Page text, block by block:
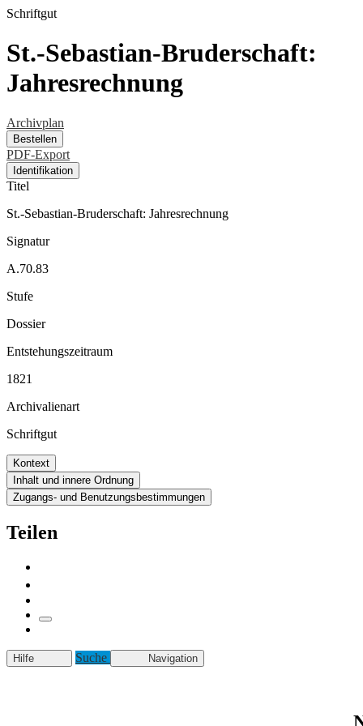
Schriftgut
St.-Sebastian-Bruderschaft:
Jahresrechnung
Archivplan
Bestellen
PDF-Export
Identifikation
Titel
St.-Sebastian-Bruderschaft: Jahresrechnung
Signatur
A.70.83
Stufe
Dossier
Entstehungszeitraum
1821
Archivalienart
Schriftgut
Kontext
Inhalt und innere Ordnung
Zugangs- und Benutzungsbestimmungen
Teilen
Hilfe Suche Navigation